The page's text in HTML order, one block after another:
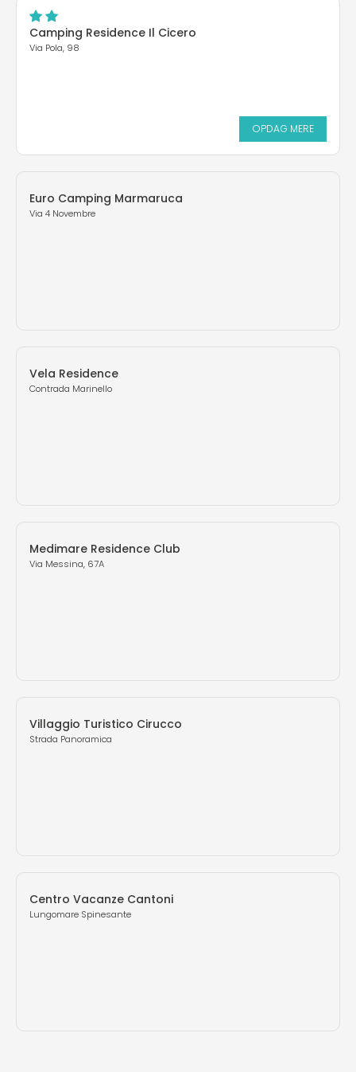
Camping Residence Il Cicero
Via Pola, 98
OPDAG MERE
Euro Camping Marmaruca
Via 4 Novembre
Vela Residence
Contrada Marinello
Medimare Residence Club
Via Messina, 67A
Villaggio Turistico Cirucco
Strada Panoramica
Centro Vacanze Cantoni
Lungomare Spinesante